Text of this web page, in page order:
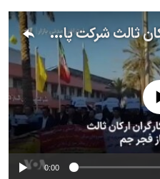
تجمع اعتراضی کارگران ارکان ثالث شرکت پالایش گاز فجر جم
No media source
0:00